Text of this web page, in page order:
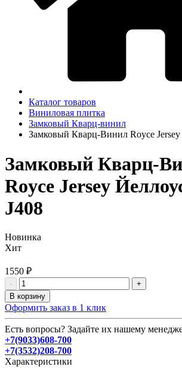
Каталог товаров
Виниловая плитка
Замковый Кварц-винил
Замковый Кварц-Винил Royce Jersey
Замковый Кварц-
Royce Jersey
J408
Новинка
Хит
1550 ₽
-
+
В корзину
Оформить заказ в 1 клик
Есть вопросы? Задайте их нашему
+7(9033)608-700
+7(3532)208-700
Характеристики